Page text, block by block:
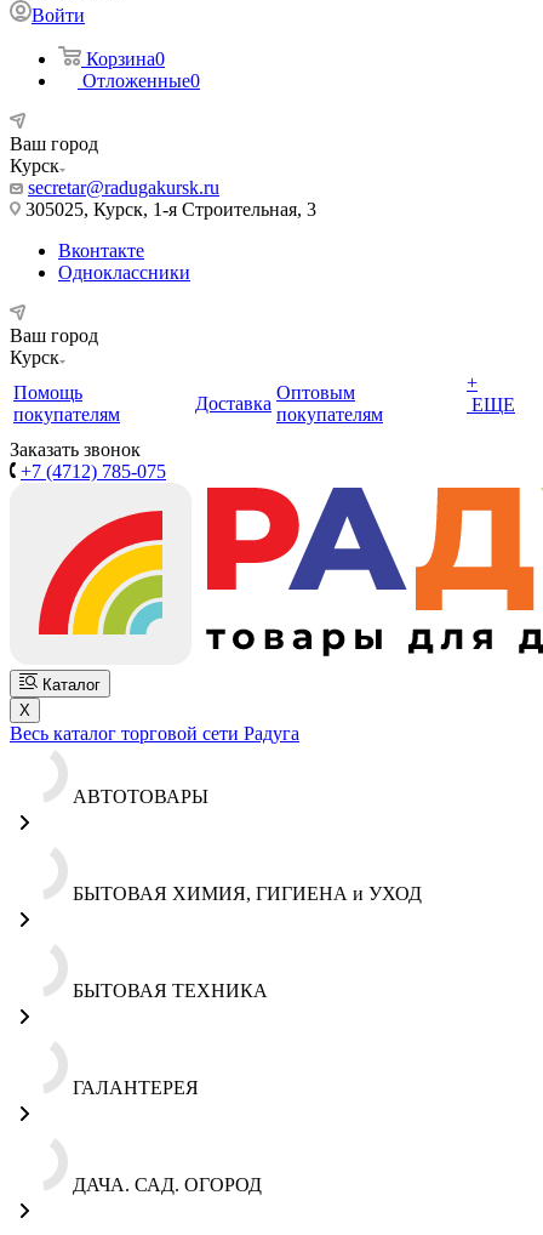
Войти
Корзина0
Отложенные0
Ваш город
Курск
secretar@radugakursk.ru
305025, Курск, 1-я Строительная, 3
Вконтакте
Одноклассники
Ваш город
Курск
Помощь
покупателям
Доставка
Оптовым
покупателям
+
ЕЩЕ
Заказать звонок
+7 (4712) 785-075
Каталог
X
Весь каталог торговой сети Радуга
АВТОТОВАРЫ
БЫТОВАЯ ХИМИЯ, ГИГИЕНА и УХОД
БЫТОВАЯ ТЕХНИКА
ГАЛАНТЕРЕЯ
ДАЧА. САД. ОГОРОД